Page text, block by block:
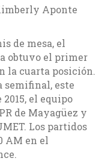
Aponte
de mesa, el
obtuvo el primer
la cuarta posición.
semifinal, este
el equipo
de Mayagüez y
Los partidos
AM en el